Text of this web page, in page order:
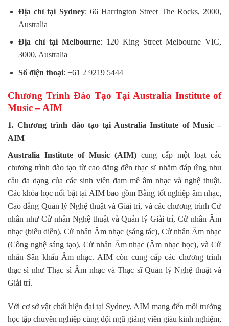
Địa chỉ tại Sydney: 66 Harrington Street The Rocks, 2000,
Australia
Địa chỉ tại Melbourne: 120 King Street Melbourne VIC,
3000, Australia
Số điện thoại: +61 2 9219 5444
Chương Trình Đào Tạo Tại Australia Institute of
Music – AIM
1. Chương trình đào tạo tại Australia Institute of Music –
AIM
Australia Institute of Music (AIM) cung cấp một loạt các
chương trình đào tạo từ cao đẳng đến thạc sĩ nhằm đáp ứng nhu
cầu đa dạng của các sinh viên đam mê âm nhạc và nghệ thuật.
Các khóa học nổi bật tại AIM bao gồm Bằng tốt nghiệp âm nhạc,
Cao đẳng Quản lý Nghệ thuật và Giải trí, và các chương trình Cử
nhân như Cử nhân Nghệ thuật và Quản lý Giải trí, Cử nhân Âm
nhạc (biểu diễn), Cử nhân Âm nhạc (sáng tác), Cử nhân Âm nhạc
(Công nghệ sáng tạo), Cử nhân Âm nhạc (Âm nhạc học), và Cử
nhân Sân khấu Âm nhạc. AIM còn cung cấp các chương trình
thạc sĩ như Thạc sĩ Âm nhạc và Thạc sĩ Quản lý Nghệ thuật và
Giải trí.
Với cơ sở vật chất hiện đại tại Sydney, AIM mang đến môi trường
học tập chuyên nghiệp cùng đội ngũ giảng viên giàu kinh nghiệm,